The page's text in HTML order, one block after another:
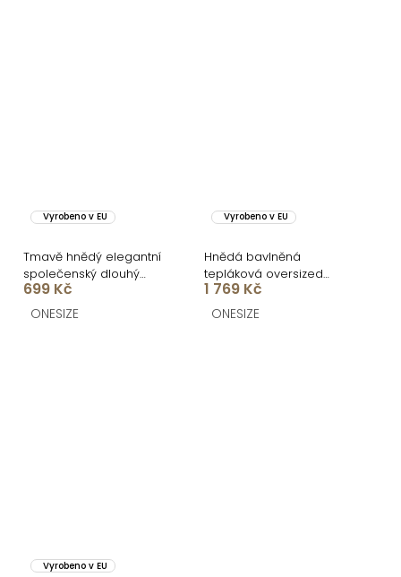
Vyrobeno v EU
Tmavě hnědý elegantní
společenský dlouhý
overal DULEMAR
699 Kč
ONESIZE
Vyrobeno v EU
Hnědá bavlněná
tepláková oversized
souprava WENARI
1 769 Kč
ONESIZE
Vyrobeno v EU